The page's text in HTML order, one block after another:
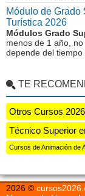
Módulo de
Turística 2026
Módulos Grado
menos de 1 año,
depende del
TE
Otros Cursos 2026
Técnico Superior
Cursos de Animación de
2026 ©